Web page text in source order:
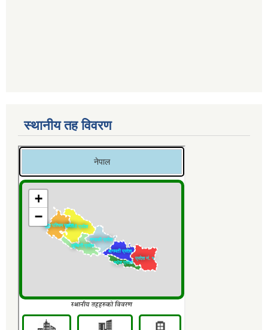
स्थानीय तह विवरण